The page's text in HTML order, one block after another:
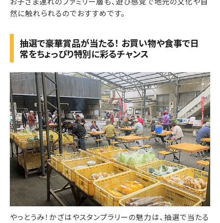
然に触れられるのでおすすめです。
抽選で豪華賞品が当たる！ お買い物や食事で日
常をちょっぴり特別に彩るチャンス
やっとうみ！かざはやスタンプラリーの魅力は、抽選で当たる